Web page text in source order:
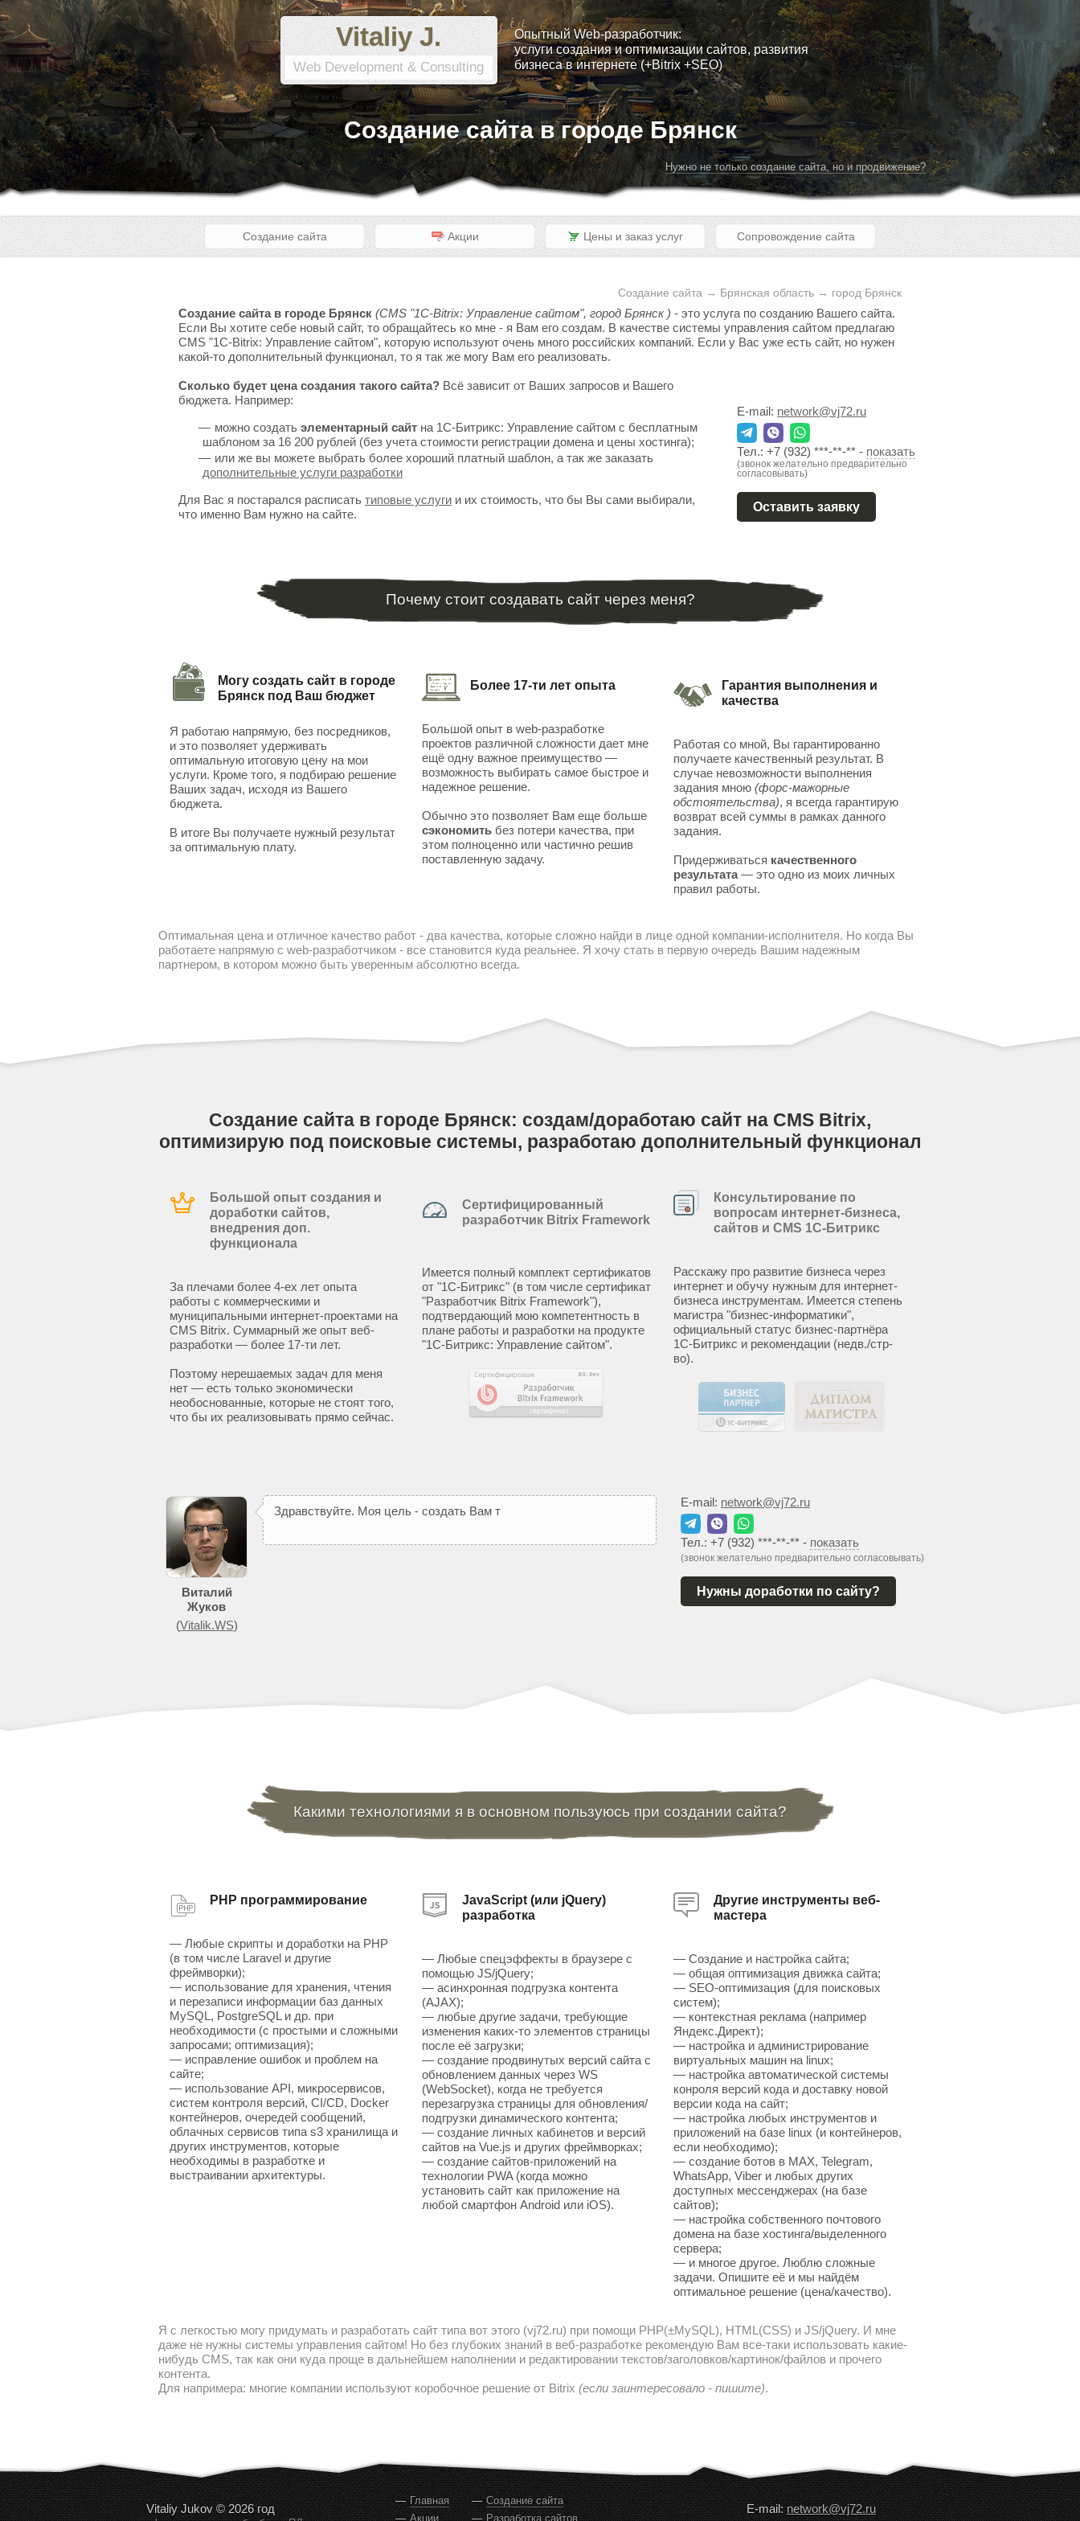
Vitaliy J.
Web Development & Consulting
Опытный Web-разработчик:
услуги создания и оптимизации сайтов, развития
бизнеса в интернете (+Bitrix +SEO)
Создание сайта в городе Брянск
Нужно не только создание сайта, но и продвижение?
Создание сайта Акции Цены и заказ услуг Сопровождение сайта
Создание сайта → Брянская область → город Брянск
Создание сайта в городе Брянск (CMS "1C-Bitrix: Управление сайтом", город Брянск ) - это услуга по созданию Вашего сайта.
Если Вы хотите себе новый сайт, то обращайтесь ко мне - я Вам его создам. В качестве системы управления сайтом предлагаю
CMS "1C-Bitrix: Управление сайтом", которую используют очень много российских компаний. Если у Вас уже есть сайт, но нужен
какой-то дополнительный функционал, то я так же могу Вам его реализовать.
Сколько будет цена создания такого сайта? Всё зависит от Ваших запросов и Вашего
бюджета. Например:
можно создать элементарный сайт на 1С-Битрикс: Управление сайтом с бесплатным
шаблоном за 16 200 рублей (без учета стоимости регистрации домена и цены хостинга);
или же вы можете выбрать более хороший платный шаблон, а так же заказать
дополнительные услуги разработки
Для Вас я постарался расписать типовые услуги и их стоимость, что бы Вы сами выбирали,
что именно Вам нужно на сайте.
E-mail: network@vj72.ru
Тел.: +7 (932) ***-**-** - показать
(звонок желательно предварительно
согласовывать)
Оставить заявку
Почему стоит создавать сайт через меня?
Могу создать сайт в городе
Брянск под Ваш бюджет
Я работаю напрямую, без посредников,
и это позволяет удерживать
оптимальную итоговую цену на мои
услуги. Кроме того, я подбираю решение
Ваших задач, исходя из Вашего
бюджета.
В итоге Вы получаете нужный результат
за оптимальную плату.
Более 17-ти лет опыта
Большой опыт в web-разработке
проектов различной сложности дает мне
ещё одну важное преимущество —
возможность выбирать самое быстрое и
надежное решение.
Обычно это позволяет Вам еще больше
сэкономитьбез потери качества, при
этом полноценно или частично решив
поставленную задачу.
Гарантия выполнения и
качества
Работая со мной, Вы гарантированно
получаете качественный результат. В
случае невозможности выполнения
задания мною(форс-мажорные
обстоятельства), я всегда гарантирую
возврат всей суммы в рамках данного
задания.
Придерживаться качественного
результата— это одно из моих личных
правил работы.
Оптимальная цена и отличное качество работ - два качества, которые сложно найди в лице одной компании-исполнителя. Но когда Вы
работаете напрямую с web-разработчиком - все становится куда реальнее. Я хочу стать в первую очередь Вашим надежным
партнером, в котором можно быть уверенным абсолютно всегда.
Создание сайта в городе Брянск: создам/доработаю сайт на CMS Bitrix,
оптимизирую под поисковые системы, разработаю дополнительный функционал
Большой опыт создания и
доработки сайтов,
внедрения доп.
функционала
За плечами более 4-ех лет опыта
работы с коммерческими и
муниципальными интернет-проектами на
CMS Bitrix. Суммарный же опыт веб-
разработки — более 17-ти лет.
Поэтому нерешаемых задач для меня
нет — есть только экономически
необоснованные, которые не стоят того,
что бы их реализовывать прямо сейчас.
Сертифицированный
разработчик Bitrix Framework
Имеется полный комплект сертификатов
от "1С-Битрикс" (в том числе сертификат
"Разработчик Bitrix Framework"),
подтвердающий мою компетентность в
плане работы и разработки на продукте
"1С-Битрикс: Управление сайтом".
Консультирование по
вопросам интернет-бизнеса,
сайтов и CMS 1С-Битрикс
Расскажу про развитие бизнеса через
интернет и обучу нужным для интернет-
бизнеса инструментам. Имеется степень
магистра "бизнес-информатики",
официальный статус бизнес-партнёра
1С-Битрикс и рекомендации (недв./стр-
во).
Виталий
Жуков
(Vitalik.WS)
Здравствуйте. Моя цель - создать Вам т
E-mail: network@vj72.ru
Тел.: +7 (932) ***-**-** - показать
(звонок желательно предварительно согласовывать)
Нужны доработки по сайту?
Какими технологиями я в основном пользуюсь при создании сайта?
PHP программирование
— Любые скрипты и доработки на PHP
(в том числе Laravel и другие
фреймворки);
— использование для хранения, чтения
и перезаписи информации баз данных
MySQL, PostgreSQL и др. при
необходимости (с простыми и сложными
запросами; оптимизация);
— исправление ошибок и проблем на
сайте;
— использование API, микросервисов,
систем контроля версий, CI/CD, Docker
контейнеров, очередей сообщений,
облачных сервисов типа s3 хранилища и
других инструментов, которые
необходимы в разработке и
выстраивании архитектуры.
JavaScript (или jQuery)
разработка
— Любые спецэффекты в браузере с
помощью JS/jQuery;
— асинхронная подгрузка контента
(AJAX);
— любые другие задачи, требующие
изменения каких-то элементов страницы
после её загрузки;
— создание продвинутых версий сайта с
обновлением данных через WS
(WebSocket), когда не требуется
перезагрузка страницы для обновления/
подгрузки динамического контента;
— создание личных кабинетов и версий
сайтов на Vue.js и других фреймворках;
— создание сайтов-приложений на
технологии PWA (когда можно
установить сайт как приложение на
любой смартфон Android или iOS).
Другие инструменты веб-
мастера
— Создание и настройка сайта;
— общая оптимизация движка сайта;
— SEO-оптимизация (для поисковых
систем);
— контекстная реклама (например
Яндекс.Директ);
— настройка и администрирование
виртуальных машин на linux;
— настройка автоматической системы
конроля версий кода и доставку новой
версии кода на сайт;
— настройка любых инструментов и
приложений на базе linux (и контейнеров,
если необходимо);
— создание ботов в MAX, Telegram,
WhatsApp, Viber и любых других
доступных мессенджерах (на базе
сайтов);
— настройка собственного почтового
домена на базе хостинга/выделенного
сервера;
— и многое другое. Люблю сложные
задачи. Опишите её и мы найдём
оптимальное решение (цена/качество).
Я с легкостью могу придумать и разработать сайт типа вот этого (vj72.ru) при помощи PHP(±MySQL), HTML(CSS) и JS/jQuery. И мне
даже не нужны системы управления сайтом! Но без глубоких знаний в веб-разработке рекомендую Вам все-таки использовать какие-
нибудь CMS, так как они куда проще в дальнейшем наполнении и редактировании текстов/заголовков/картинок/файлов и прочего
контента.
Для напримера: многие компании используют коробочное решение от Bitrix (если заинтересовало - пишите).
Vitaliy Jukov © 2026 год E-mail:network@vj72.ru
Главная
Акции
Создание сайта
Разработка сайтов